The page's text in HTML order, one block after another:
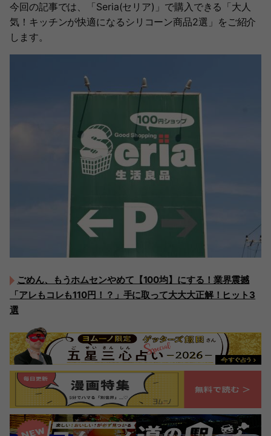
今回の記事では、「Seria(セリア)」で購入できる「大人
気！キッチンが快適になるシリコーン商品2選」をご紹介
します。
ごめん、もうホムセンやめて【100均】にする！業界震撼
「アレもコレも110円！？」手に取って大大大正解！ヒット3
選